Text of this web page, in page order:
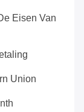
Eisen Van
Union